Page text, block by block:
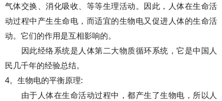
气体交换、消化吸收、等等生理活动。因此，人体在生命活
动过程中产生生命电，而适宜的生物电又促进人体的生命活
动。它们的作用是互相影响的。
因此经络系统是人体第二大物质循环系统，它是中国人
民几千年的经验总结。
4。生物电的平衡原理:
由于人体在生命活动过程中，都产生了生物电，所以人